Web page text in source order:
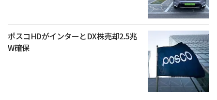
ポスコHDがインターとDX株売却2.5兆
W確保